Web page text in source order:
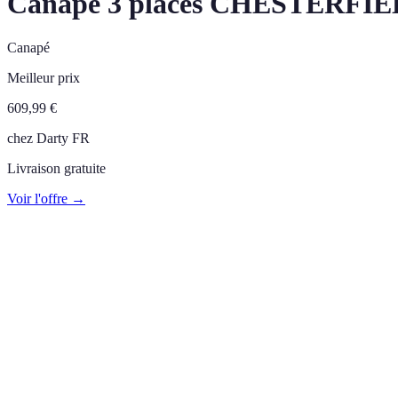
Canapé
Meilleur prix
609,99 €
chez Darty FR
Livraison gratuite
Voir l'offre →